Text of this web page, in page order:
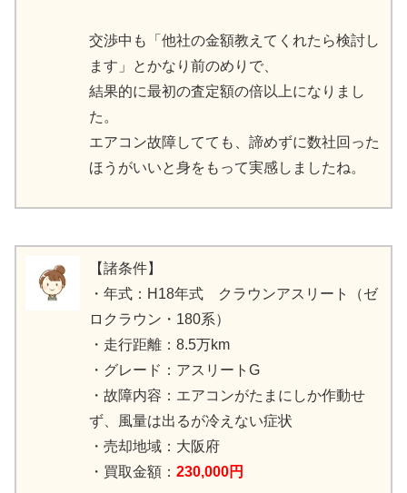
交渉中も「他社の金額教えてくれたら検討し
ます」とかなり前のめりで、
結果的に最初の査定額の倍以上になりまし
た。
エアコン故障してても、諦めずに数社回った
ほうがいいと身をもって実感しましたね。
【諸条件】
・年式：H18年式 クラウンアスリート（ゼ
ロクラウン・180系）
・走行距離：8.5万km
・グレード：アスリートG
・故障内容：エアコンがたまにしか作動せ
ず、風量は出るが冷えない症状
・売却地域：大阪府
・買取金額： 230,000円